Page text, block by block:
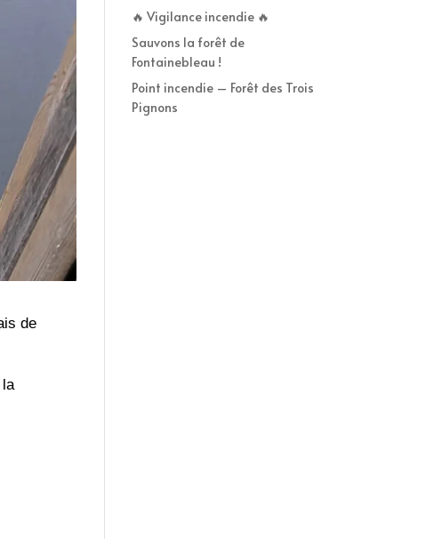
de
🔥 Vigilance incendie 🔥
Sauvons la forêt de
Fontainebleau !
Point incendie – Forêt des Trois
Pignons